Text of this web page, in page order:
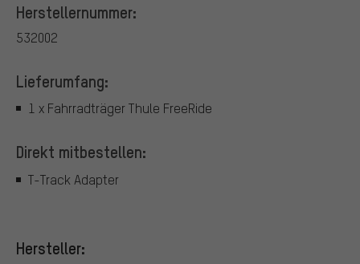
Herstellernummer:
532002
Lieferumfang:
1 x Fahrradträger Thule FreeRide
Direkt mitbestellen:
T-Track Adapter
Hersteller: